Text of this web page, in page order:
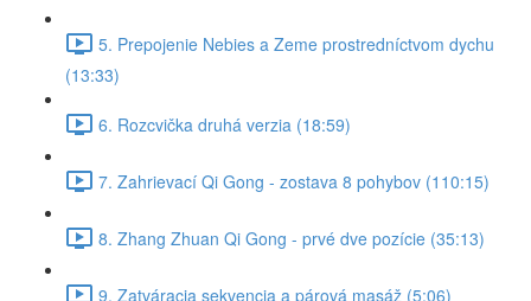
5. Prepojenie Nebies a Zeme prostredníctvom dychu
(13:33)
6. Rozcvička druhá verzia (18:59)
7. Zahrievací Qi Gong - zostava 8 pohybov (110:15)
8. Zhang Zhuan Qi Gong - prvé dve pozície (35:13)
9. Zatváracia sekvencia a párová masáž (5:06)